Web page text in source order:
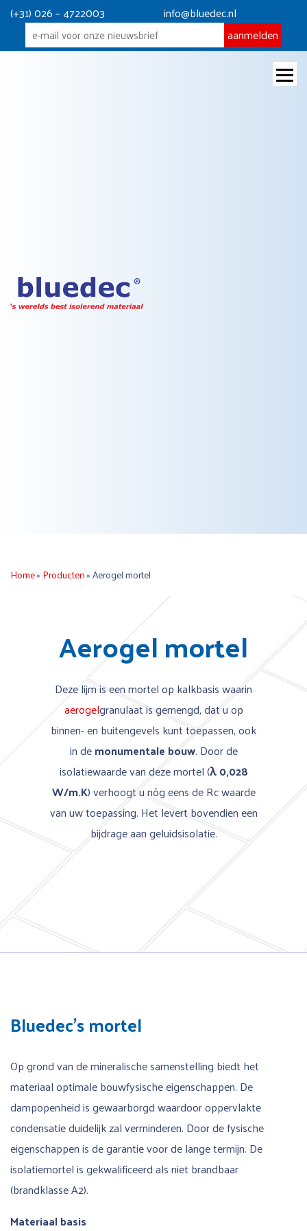
(+31) 026 – 4722003 info@bluedec.nl
Aerogel mortel
Home» Producten»Aerogel mortel
Aerogel mortel
Deze lijm is een mortel op kalkbasis waarin
aerogelgranulaat is gemengd, dat u op
binnen- en buitengevels kunt toepassen, ook
in demonumentale bouw. Door de
isolatiewaarde van deze mortel (λ 0,028
W/m.K) verhoogt u nóg eens de Rc waarde
van uw toepassing. Het levert bovendien een
bijdrage aan geluidsisolatie.
Bluedec’s mortel
Op grond van de mineralische samenstelling biedt het
materiaal optimale bouwfysische eigenschappen. De
dampopenheid is gewaarborgd waardoor oppervlakte
condensatie duidelijk zal verminderen. Door de fysische
eigenschappen is de garantie voor de lange termijn. De
isolatiemortel is gekwalificeerd als niet brandbaar
(brandklasse A2).
Materiaal basis